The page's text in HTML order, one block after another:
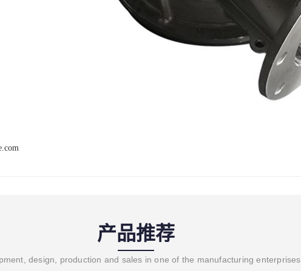
产品推荐
design, production and sales in one of the manufacturing enterprises